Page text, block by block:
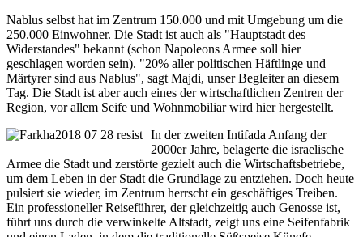
Nablus selbst hat im Zentrum 150.000 und mit Umgebung um die
250.000 Einwohner. Die Stadt ist auch als "Hauptstadt des
Widerstandes" bekannt (schon Napoleons Armee soll hier
geschlagen worden sein). "20% aller politischen Häftlinge und
Märtyrer sind aus Nablus", sagt Majdi, unser Begleiter an diesem
Tag. Die Stadt ist aber auch eines der wirtschaftlichen Zentren der
Region, vor allem Seife und Wohnmobiliar wird hier hergestellt.
In der zweiten Intifada Anfang der
2000er Jahre, belagerte die israelische
Armee die Stadt und zerstörte gezielt auch die Wirtschaftsbetriebe,
um dem Leben in der Stadt die Grundlage zu entziehen. Doch heute
pulsiert sie wieder, im Zentrum herrscht ein geschäftiges Treiben.
Ein professioneller Reiseführer, der gleichzeitig auch Genosse ist,
führt uns durch die verwinkelte Altstadt, zeigt uns eine Seifenfabrik